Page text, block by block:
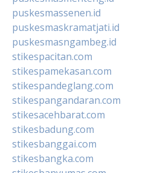
puskesmassenen.id
puskesmaskramatjati.id
puskesmasngambeg.id
stikespacitan.com
stikespamekasan.com
stikespandeglang.com
stikespangandaran.com
stikesacehbarat.com
stikesbadung.com
stikesbanggai.com
stikesbangka.com